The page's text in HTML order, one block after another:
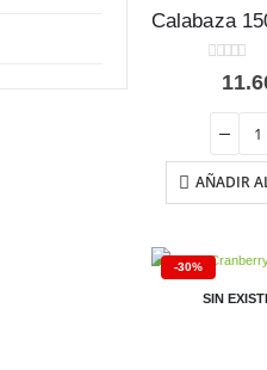
out of 5
AÑADIR
-30%
SIN